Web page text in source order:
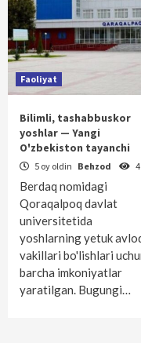
Faoliyat
Bilimli, tashabbuskor
yoshlar — Yangi
O'zbekiston tayanchi
5 oy oldin Behzod
Berdaq nomidagi
Qoraqalpoq davlat
universitetida
yoshlarning yetuk
vakillari bo'lishlari
barcha imkoniyatlar
yaratilgan. Bugungi…